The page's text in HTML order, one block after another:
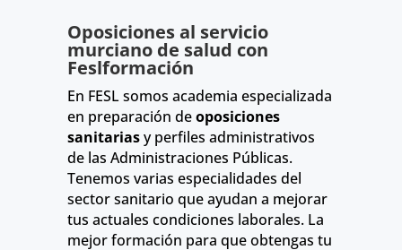
Oposiciones al servicio
murciano de salud con
Feslformación
En FESL somos academia especializada
en preparación deoposiciones
sanitariasy perfiles administrativos
de las Administraciones Públicas.
Tenemos varias especialidades del
sector sanitario que ayudan a mejorar
tus actuales condiciones laborales. La
mejor formación para que obtengas tu